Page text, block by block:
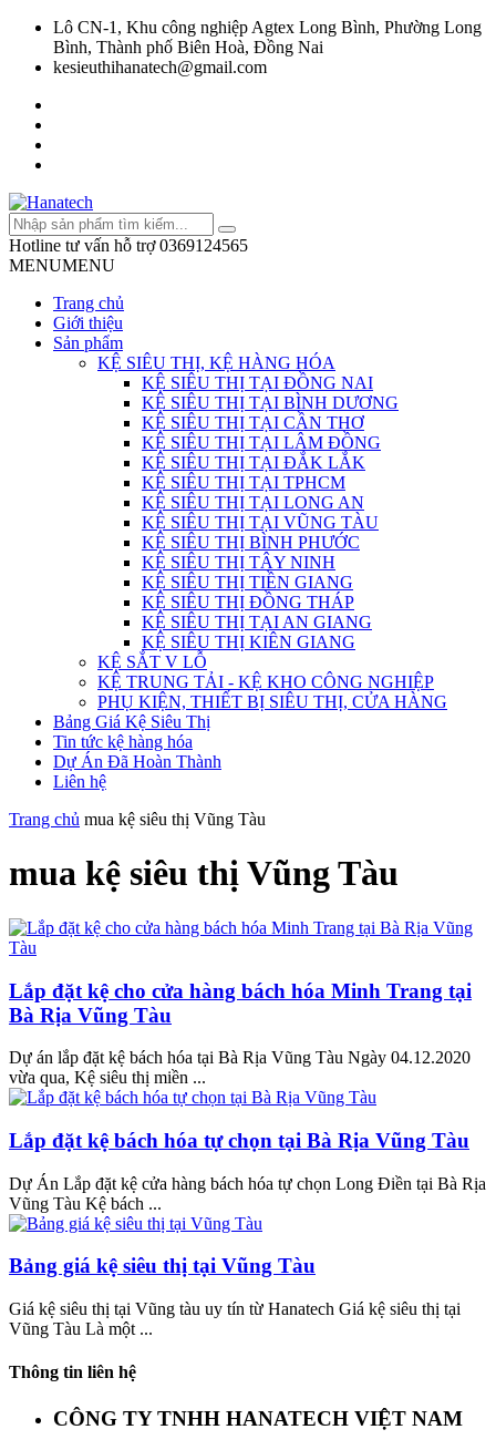
Lô CN-1, Khu công nghiệp Agtex Long Bình, Phường Long
Bình, Thành phố Biên Hoà, Đồng Nai
kesieuthihanatech@gmail.com
Hotline tư vấn hỗ trợ 0369124565
MENUMENU
Trang chủ
Giới thiệu
Sản phẩm
KỆ SIÊU THỊ, KỆ HÀNG HÓA
KỆ SIÊU THỊ TẠI ĐỒNG NAI
KỆ SIÊU THỊ TẠI BÌNH DƯƠNG
KỆ SIÊU THỊ TẠI CẦN THƠ
KỆ SIÊU THỊ TẠI LÂM ĐỒNG
KỆ SIÊU THỊ TẠI ĐẮK LẮK
KỆ SIÊU THỊ TẠI TPHCM
KỆ SIÊU THỊ TẠI LONG AN
KỆ SIÊU THỊ TẠI VŨNG TÀU
KỆ SIÊU THỊ BÌNH PHƯỚC
KỆ SIÊU THỊ TÂY NINH
KỆ SIÊU THỊ TIỀN GIANG
KỆ SIÊU THỊ ĐỒNG THÁP
KỆ SIÊU THỊ TẠI AN GIANG
KỆ SIÊU THỊ KIÊN GIANG
KỆ SẮT V LỖ
KỆ TRUNG TẢI - KỆ KHO CÔNG NGHIỆP
PHỤ KIỆN, THIẾT BỊ SIÊU THỊ, CỬA HÀNG
Bảng Giá Kệ Siêu Thị
Tin tức kệ hàng hóa
Dự Án Đã Hoàn Thành
Liên hệ
Trang chủ mua kệ siêu thị Vũng Tàu
mua kệ siêu thị Vũng Tàu
Lắp đặt kệ cho cửa hàng bách hóa Minh Trang tại
Bà Rịa Vũng Tàu
Dự án lắp đặt kệ bách hóa tại Bà Rịa Vũng Tàu Ngày 04.12.2020
vừa qua, Kệ siêu thị miền ...
Lắp đặt kệ bách hóa tự chọn tại Bà Rịa Vũng Tàu
Dự Án Lắp đặt kệ cửa hàng bách hóa tự chọn Long Điền tại Bà Rịa
Vũng Tàu Kệ bách ...
Bảng giá kệ siêu thị tại Vũng Tàu
Giá kệ siêu thị tại Vũng tàu uy tín từ Hanatech Giá kệ siêu thị tại
Vũng Tàu Là một ...
Thông tin liên hệ
CÔNG TY TNHH HANATECH VIỆT NAM